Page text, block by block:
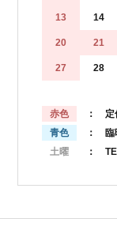
13 14
20 21
27 28
赤色
： 定
青色
： 臨
土曜
：